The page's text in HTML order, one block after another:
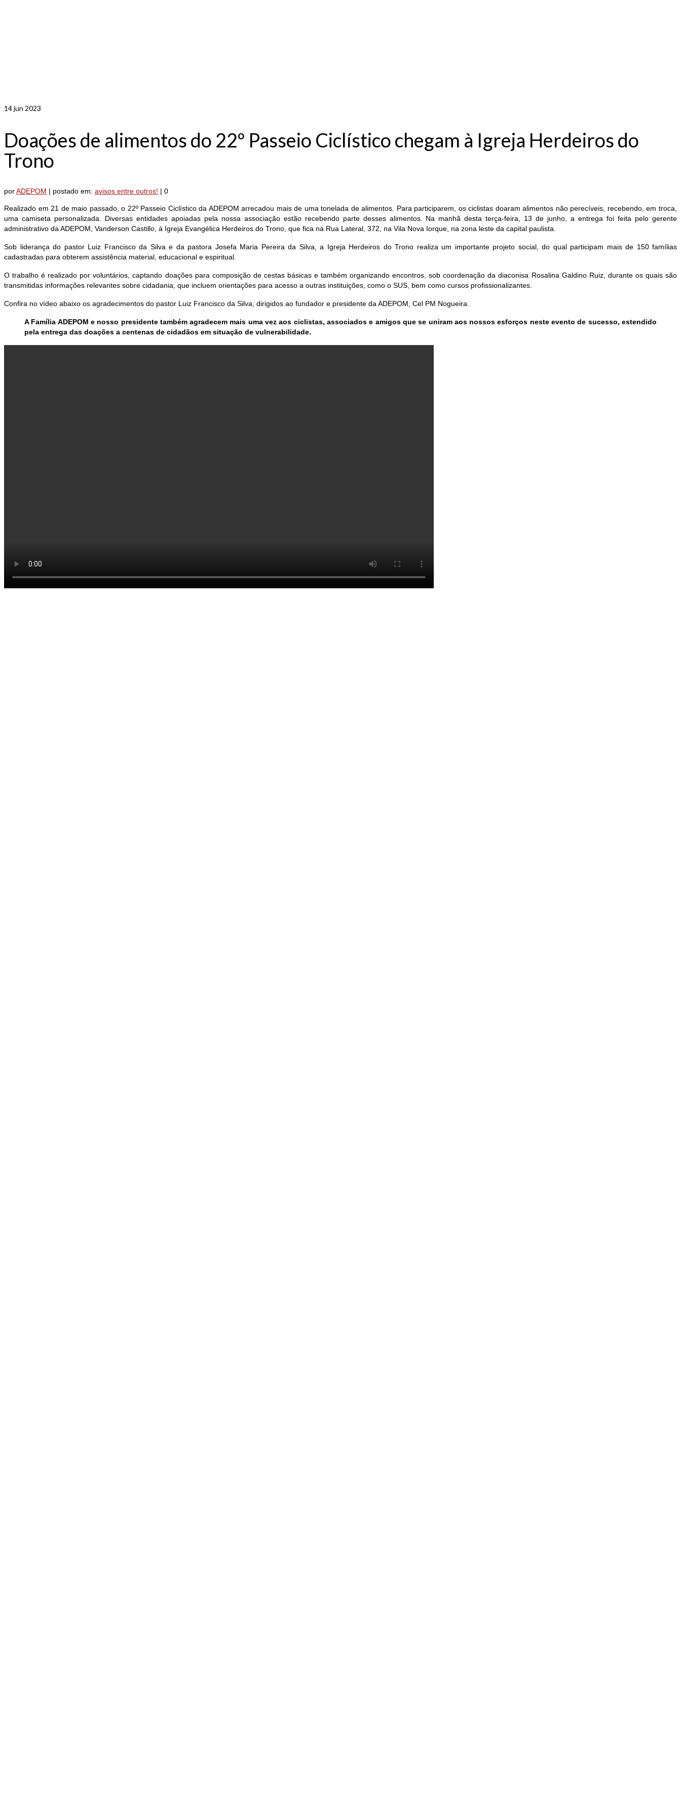
14jun 2023
Doações de alimentos do 22º Passeio Ciclístico chegam à Igreja Herdeiros do
Trono
porADEPOM | postado em: avisos entre outros! | 0
Realizado em 21 de maio passado, o 22º Passeio Ciclístico da ADEPOM arrecadou mais de uma tonelada de alimentos. Para participarem, os ciclistas doaram alimentos não perecíveis, recebendo, em troca,
uma camiseta personalizada. Diversas entidades apoiadas pela nossa associação estão recebendo parte desses alimentos. Na manhã desta terça-feira, 13 de junho, a entrega foi feita pelo gerente
administrativo da ADEPOM, Vanderson Castillo, à Igreja Evangélica Herdeiros do Trono, que fica na Rua Lateral, 372, na Vila Nova Iorque, na zona leste da capital paulista.
Sob liderança do pastor Luiz Francisco da Silva e da pastora Josefa Maria Pereira da Silva, a Igreja Herdeiros do Trono realiza um importante projeto social, do qual participam mais de 150 famílias
cadastradas para obterem assistência material, educacional e espiritual.
O trabalho é realizado por voluntários, captando doações para composição de cestas básicas e também organizando encontros, sob coordenação da diaconisa Rosalina Galdino Ruiz, durante os quais são
transmitidas informações relevantes sobre cidadania, que incluem orientações para acesso a outras instituições, como o SUS, bem como cursos profissionalizantes.
Confira no vídeo abaixo os agradecimentos do pastor Luiz Francisco da Silva, dirigidos ao fundador e presidente da ADEPOM, Cel PM Nogueira.
A Família ADEPOM e nosso presidente também agradecem mais uma vez aos ciclistas, associados e amigos que se uniram aos nossos esforços neste evento de sucesso, estendido
pela entrega das doações a centenas de cidadãos em situação de vulnerabilidade.